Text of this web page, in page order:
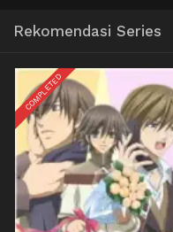
Rekomendasi Series
COMPLETED